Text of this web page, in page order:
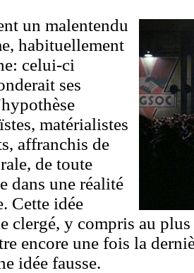
un malentendu
habituellement
celui-ci
ses
matérialistes
affranchis de
de toute
dans une réalité
Cette idée
clergé, y compris au
encore une fois la
idée fausse.